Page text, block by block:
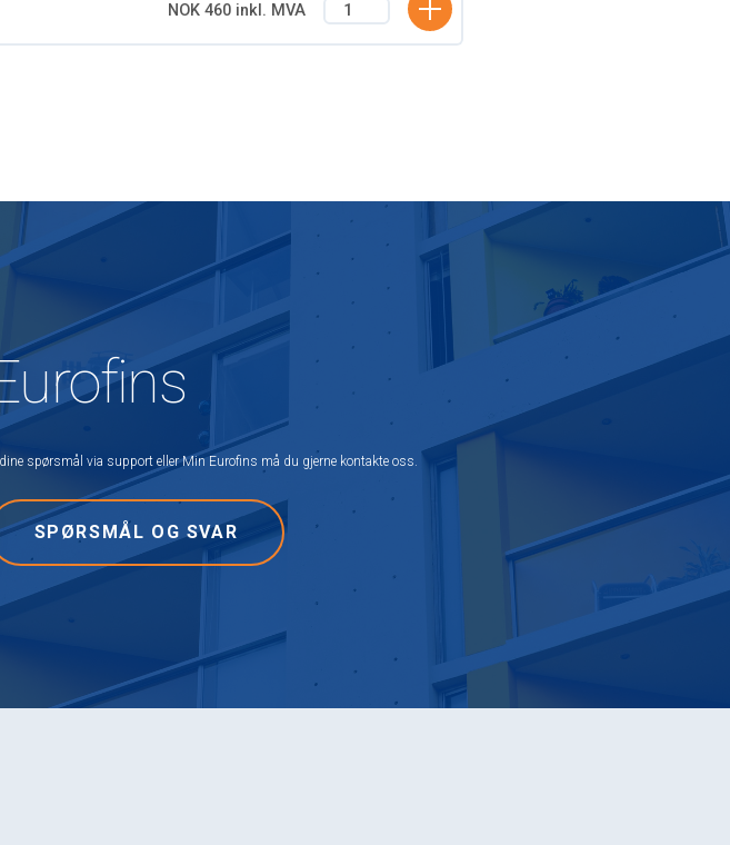
NOK 460 inkl. MVA LÄGG TILL I KUNDKORG
spørsmål via support eller Min Eurofins må du gjerne kontakte oss.
SPØRSMÅL OG SVAR